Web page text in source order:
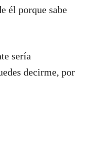
él porque sabe
sería
decirme, por